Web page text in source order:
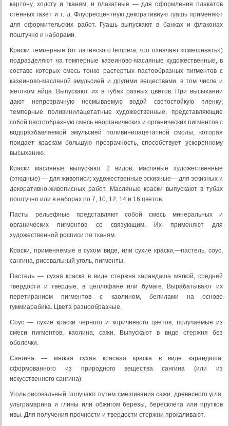
картону, холсту и тканям, и плакат­ные — для оформления плакатов
стенных газет и т. д. Флуоресцентную декоративную гуашь применяют
для оформитель­ских работ. Гуашь выпускают в банках и флаконах
поштучно и наборами.
Краски темперные (от латинского tempera, что озна­чает «смешивать»)
подразделяют на темперные казеиново-масляные художественные, в
составе которых смесь тонко растертых пастообразных пигментов с
казеиново-масляной эмульсией и другими веществами, в том числе и
желтком яйца. Выпускают их в тубах разных цветов. При высыхании
дают непрозрачную несмываемую водой светостойкую пленку;
темперные поливинилацетатные художественные, представляющие
собой пастооб­разную смесь неорганических и органических пигментов с
водоразбавляемой эмульсией поливинилацетатной смолы, которая
придает краскам большую прозрачность, способствует ускорен­ному
высыханию.
Краски масляные выпускают 2 видов: масляные худо­жественные
(этюдные) — для живописи; художественные эскиз­ные— для эскизных и
декоративно-живописных работ. Масля­ные краски выпускают в тубах
поштучно или в наборах по 7, 10, 12, 14 и 16 цветов.
Пасты рельефные представляют собой смесь минераль­ных и
органических пигментов со связующим. Их применяют для
художественной росписи по тканям.
Краски, применяемые в сухом виде, или сухие краски,—па­стель, соус,
сангина, рисовальный уголь, пигменты.
Пастель — сухая краска в виде стержня карандаша мяг­кой, средней
твердости и твердые, в целлофане или бумаге. Вы­рабатывают их
перетиранием пигментов с каолином, белилами на основе
гуммиарабика. Цвета разнообразные.
Соус — сухие краски черного и коричневого цветов, полу­чаемые из
смеси пигментов, каолина, сажи. Выпускают в виде стержня без
оболочки.
Сангина — мягкая сухая красная краска в виде каран­даша,
сформованного из природного вещества сангина (или из
искусственного сангина).
Уголь рисовальный получают путем смешивания сажи, древесного угля,
ультрамарина и глины или обжигом березы, бересклета или прутков
ивы. Для получения прочности и твер­дости стержни прокаливают.